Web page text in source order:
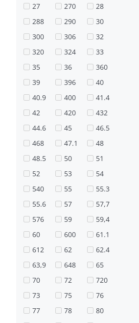
27
270
28
288
290
30
300
306
32
320
324
33
35
36
360
39
396
40
40.9
400
41.4
42
420
432
44.6
45
46.5
468
47.1
48
48.5
50
51
52
53
54
540
55
55.3
55.6
57
57,7
576
59
59,4
60
600
61.1
612
62
62.4
63,9
648
65
70
72
720
73
75
76
77
78
80